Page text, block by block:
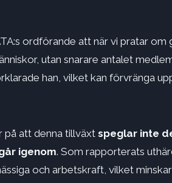
ordförande att när vi pratar
utan snarare antalet
han, vilket kan förvränga
på att denna tillväxtspeglar inte
igenom. Som rapporterats
och arbetskraft, vilket